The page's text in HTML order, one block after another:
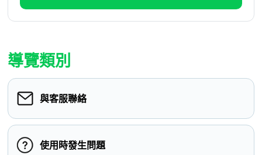
導覽類別
與客服聯絡
使用時發生問題